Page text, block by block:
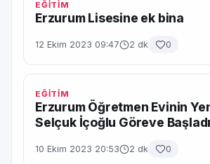
EĞİTİM
Erzurum Lisesine ek bina
12 Ekim 2023 09:47 2 dk 0
EĞİTİM
Erzurum Öğretmen Evinin
Selçuk İçoğlu Göreve
10 Ekim 2023 20:53 2 dk 0